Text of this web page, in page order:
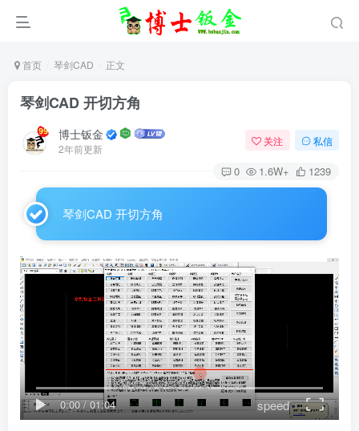
首页 琴剑CAD 正文
琴剑CAD 开切方角
博士钣金
2年前更新
关注 私信
0 1.6W+ 1239
琴剑CAD 开切方角
0:00/01:04 speed